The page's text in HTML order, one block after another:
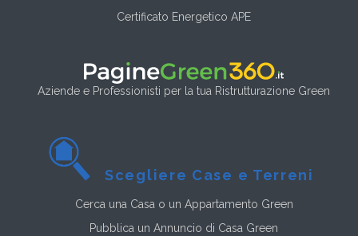
Certificato Energetico APE
Aziende e Professionisti per la tua Ristrutturazione Green
Scegliere Case e Terreni
Cerca una Casa o un Appartamento Green
Pubblica un Annuncio di Casa Green